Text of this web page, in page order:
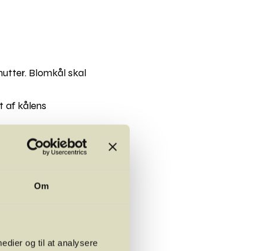
Om
og til at analysere
Blomkål skal
af kålens
over.
med